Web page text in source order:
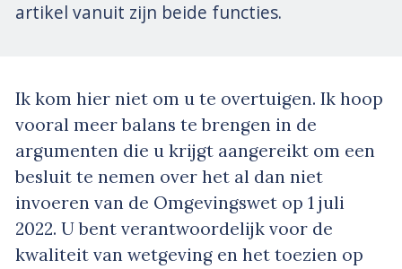
artikel vanuit zijn beide functies.
Ik kom hier niet om u te overtuigen. Ik hoop
vooral meer balans te brengen in de
argumenten die u krijgt aangereikt om een
besluit te nemen over het al dan niet
invoeren van de Omgevingswet op 1 juli
2022. U bent verantwoordelijk voor de
kwaliteit van wetgeving en het toezien op